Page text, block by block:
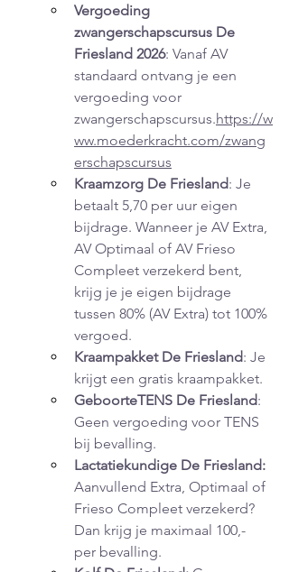
Vergoeding
zwangerschapscursus De
Friesland 2026: Vanaf AV
standaard ontvang je een
vergoeding voor
zwangerschapscursus.https://w
ww.moederkracht.com/zwang
erschapscursus
Kraamzorg De Friesland: Je
betaalt 5,70 per uur eigen
bijdrage. Wanneer je AV Extra,
AV Optimaal of AV Frieso
Compleet verzekerd bent,
krijg je je eigen bijdrage
tussen 80% (AV Extra) tot 100%
vergoed.
Kraampakket De Friesland: Je
krijgt een gratis kraampakket.
GeboorteTENS De Friesland:
Geen vergoeding voor TENS
bij bevalling.
Lactatiekundige De Friesland:
Aanvullend Extra, Optimaal of
Frieso Compleet verzekerd?
Dan krijg je maximaal 100,-
per bevalling.